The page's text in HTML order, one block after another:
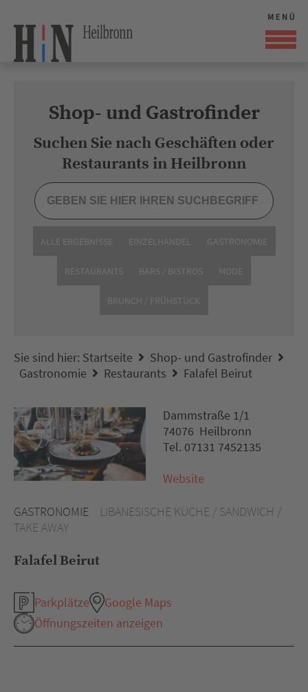
Shop- und Gastrofinder
Suchen Sie nach Geschäften oder
Restaurants in Heilbronn
ALLE ERGEBNISSE EINZELHANDEL GASTRONOMIE
RESTAURANTS BARS / BISTROS MODE
BRUNCH / FRÜHSTÜCK
Sie sind hier: Startseite
Shop- und Gastrofinder
Gastronomie
Restaurants Falafel Beirut
GASTRONOMIE
LIBANESISCHE KÜCHE / SANDWICH /
TAKE AWAY
Falafel Beirut
Parkplätze
Google Maps
Öffnungszeiten anzeigen
Dammstraße 1/1
74076 Heilbronn
Tel. 07131 7452135
Website